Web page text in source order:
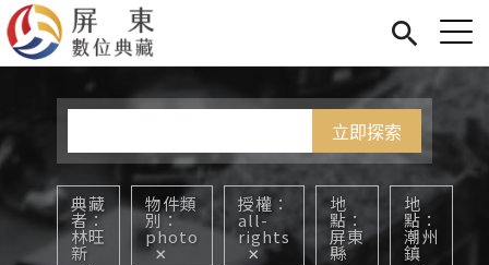
關於我們
Jump to Main content
您在這裡
典藏
者
林旺
新
物件類
別
photo
授權
all-
rights
地
點
屏東
縣
地
點
潮州
鎮